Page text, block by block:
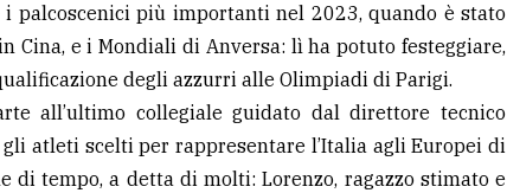
palcoscenici più importanti nel 2023, quando è stato
Cina, e i Mondiali di Anversa: lì ha potuto festeggiare,
degli azzurri alle Olimpiadi di Parigi.
all’ultimo collegiale guidato dal direttore tecnico
atleti scelti per rappresentare l’Italia agli Europei di
di tempo, a detta di molti: Lorenzo, ragazzo stimato e